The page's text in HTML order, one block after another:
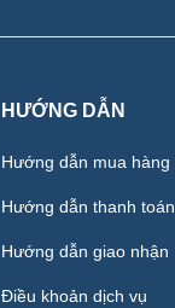
HƯỚNG DẪN
Hướng dẫn mua hàng
Hướng dẫn thanh toán
Hướng dẫn giao nhận
Điều khoản dịch vụ